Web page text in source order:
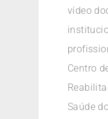
vídeo
Centro
Saúde